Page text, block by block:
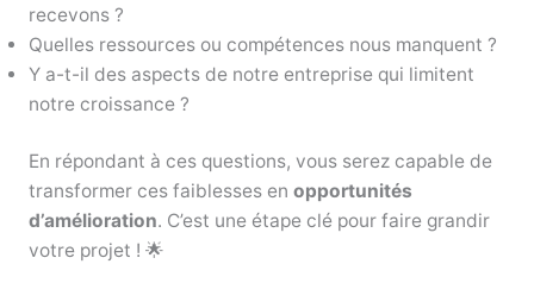
recevons ?
Quelles ressources ou compétences nous manquent ?
Y a-t-il des aspects de notre entreprise qui limitent
notre croissance ?
En répondant à ces questions, vous serez capable de
transformer ces faiblesses en opportunités
d’amélioration. C’est une étape clé pour faire grandir
votre projet ! 🌟